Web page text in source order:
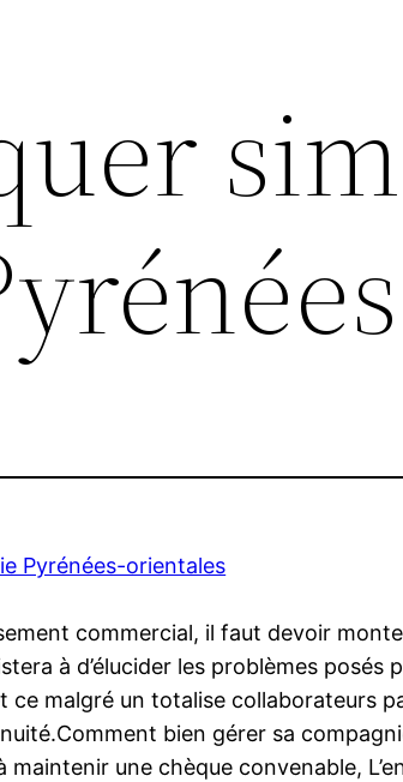
Pyrénées-orientales
commercial, il faut devoir
à d’élucider les problèmes posés
malgré un totalise collaborateurs
bien gérer sa
une chèque convenable,